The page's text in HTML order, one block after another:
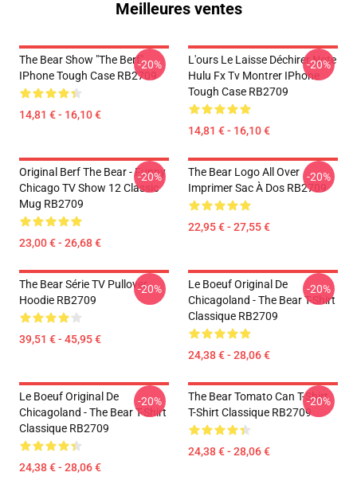
Meilleures ventes
The Bear Show "The Berf"
IPhone Tough Case RB2709
14,81 € - 16,10 €
-20%
L'ours Le Laisse Déchirer Note
Hulu Fx Tv Montrer IPhone
Tough Case RB2709
14,81 € - 16,10 €
-20%
Original Berf The Bear - Funny
Chicago TV Show 12 Classic
Mug RB2709
23,00 € - 26,68 €
-20%
The Bear Logo All Over
Imprimer Sac À Dos RB2709
22,95 € - 27,55 €
-20%
The Bear Série TV Pullover
Hoodie RB2709
39,51 € - 45,95 €
-20%
Le Boeuf Original De
Chicagoland - The Bear T-Shirt
Classique RB2709
24,38 € - 28,06 €
-20%
Le Boeuf Original De
Chicagoland - The Bear T-Shirt
Classique RB2709
24,38 € - 28,06 €
-20%
The Bear Tomato Can T-Shirt
T-Shirt Classique RB2709
24,38 € - 28,06 €
-20%